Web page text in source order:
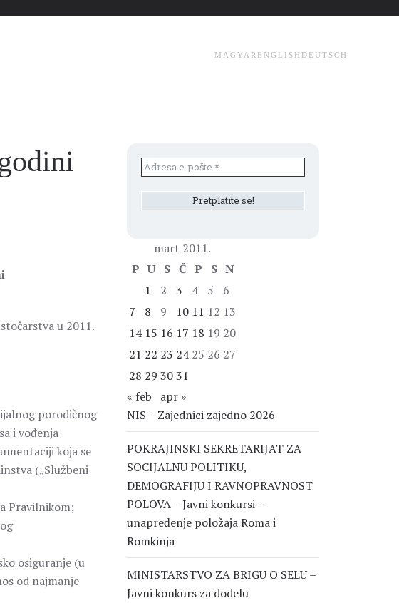
MAGYAR ENGLISH DEUTSCH
u 2011.
porodičnog
i vođenja
koja se
(„Službeni
Pravilnikom;
osiguranje (u
od najmanje
mart 2011.
P U S Č P S N
1
2 3 4 5
6
7
8 9 10 11 12 13
14 15 16 17 18 19 20
21 22 23 24 25 26 27
28 29 3031
« feb
apr »
NIS – Zajednici zajedno 2026
POKRAJINSKI SEKRETARIJAT ZA
SOCIJALNU POLITIKU,
DEMOGRAFIJU I RAVNOPRAVNOST
POLOVA – Javni konkursi –
unapređenje položaja Roma i
Romkinja
MINISTARSTVO ZA BRIGU O SELU –
Javni konkurs za dodelu